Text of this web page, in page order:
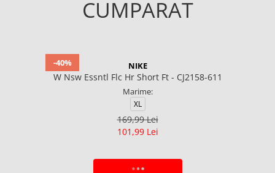
CUMPARAT
-40% NIKE
W Nsw Essntl Flc Hr Short Ft - CJ2158-611
Marime:
XL
169,99 Lei
101,99 Lei
ADAUGA IN COS